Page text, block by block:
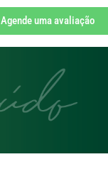
Agende uma avaliação